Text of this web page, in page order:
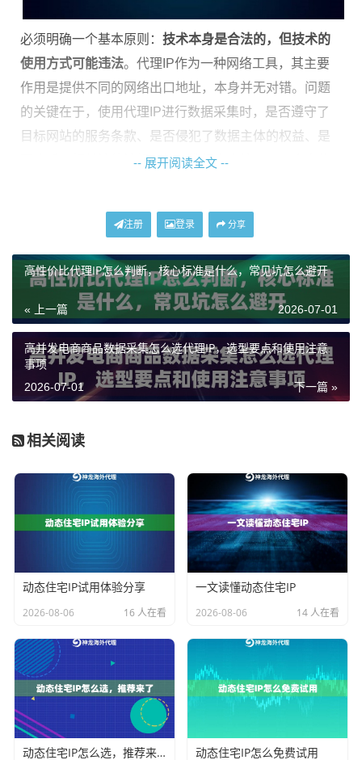
必须明确一个基本原则： 技术本身是合法的，但技术的
使用方式可能违法。代理IP作为一种网络工具，其主要
作用是提供不同的网络出口地址，本身并无对错。问题
的关键在于，使用代理IP进行数据采集时，是否遵守了
目标网站的服务条款、是否侵犯了数据主体的权益、是
否违反了相关法律法规（如《数据安全法》、《个人信
公开的、非个人身份识别的商业信息（如商品价格、公
开的新闻资讯）通常风险较低；而未经授权大量爬取受
版权保护的内容、个人隐私信息或网站反爬机制进行恶
意抓取，则很可能构成违法。
合规操作的核心要点
要实现合规的数据采集，必须将伦理与法律意识融入技
术操作的每一个环节。以下是几个必须严格遵守的核心
1. 严格遵守Robots协议
则”。在开始采集任何网站数据前，务必检查其根目录下
的robots.txt文件。该文件明确规定了网站允许或禁止爬
虫访问的目录和页面。无视Robots协议，不仅是不道德
的行为，也可能成为认定你行为具有主观恶意的重要证
据。
服务”攻击（DoS）式的压力。这需要设置合理的请求间
隔（如添加随机延时），控制并发线程数量。使用像神
龙海外动态IP这样的服务时，其动态轮换机制本身有助
于分散请求来源，但主动设置礼貌的爬取速率仍是操作
者的责任。
-- 展开阅读全文 --
注册 登录 分享
高性价比代理IP怎么判断，核心标准是什么，常见坑怎么避开
« 上一篇 2026-07-01
高并发电商商品数据采集怎么选代理IP，选型要点和使用注意
事项
下一篇 »
2026-07-01
相关阅读
动态住宅IP试用体验分享
2026-08-06 16 人在看
一文读懂动态住宅IP
2026-08-06 14 人在看
动态住宅IP怎么选，推荐来了 动态住宅IP怎么免费试用